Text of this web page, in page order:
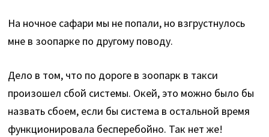
На ночное сафари мы не попали, но взгрустнулось
мне в зоопарке по другому поводу.
Дело в том, что по дороге в зоопарк в такси
произошел сбой системы. Окей, это можно было бы
назвать сбоем, если бы система в остальной время
функционировала бесперебойно. Так нет же!